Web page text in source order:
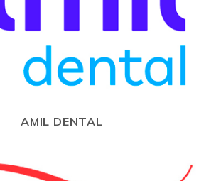
AMIL DENTAL